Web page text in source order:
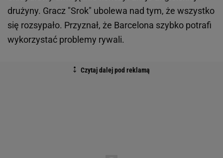
drużyny. Gracz "Srok" ubolewa nad tym, że wszystko
się rozsypało. Przyznał, że Barcelona szybko potrafi
wykorzystać problemy rywali.